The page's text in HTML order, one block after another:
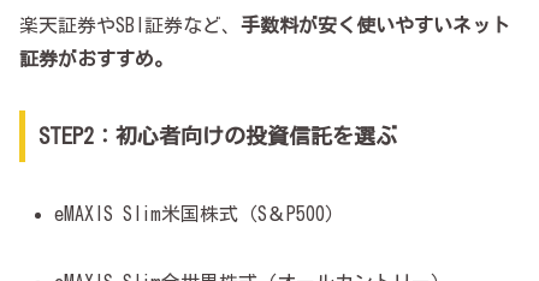
楽天証券やSBI証券など、 手数料が安く使いやすいネット
証券がおすすめ。
STEP2：初心者向けの投資信託を選ぶ
eMAXIS Slim米国株式（S＆P500）